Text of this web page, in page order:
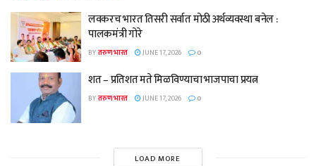
लवकरच भारत तिसरी सर्वात मोठी अर्थव्यवस्था बनेल :
पालकमंत्री गोरे
BYतरुण भारत JUNE 17, 2026 0
शत – प्रतिशत मते मिळविण्याचा भाजपाचा प्रयत्न
BYतरुण भारत JUNE 17, 2026 0
LOAD MORE